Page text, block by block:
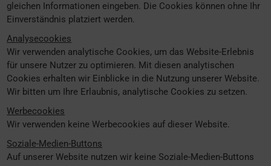
gleichen Informationen eingeben. Die Cookies können ohne Ihr
Einverständnis platziert werden.
Analysecookies
Wir verwenden analytische Cookies, um das Website-Erlebnis
für unsere Nutzer zu optimieren. Mit diesen analytischen
Cookies erhalten wir Einblicke in die Nutzung unserer Website.
Wir bitten um Ihre Erlaubnis, analytische Cookies zu setzen.
Werbecookies
Wir verwenden keine Werbecookies auf dieser Website.
Soziale-Medien-Buttons
Auf unserer Website nutzen wir keine Soziale-Medien-Buttons